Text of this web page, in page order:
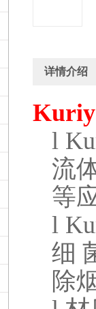
详情介绍
l
流
等
l
细
除